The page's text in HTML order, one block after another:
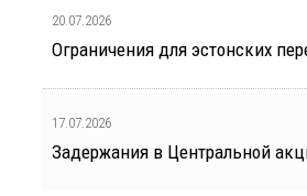
20.07.2026
Ограничения для эстонских
17.07.2026
Задержания в Центральной